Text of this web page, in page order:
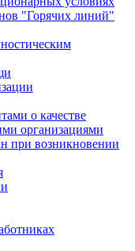
"Горячих линий"
о качестве
организациями
при возникновении